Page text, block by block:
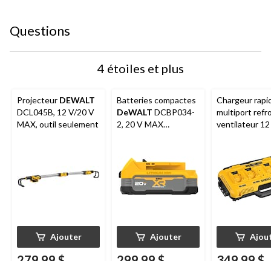
Questions
4 étoiles et plus
Projecteur DEWALT
DCL045B, 12 V/20 V
MAX, outil seulement
Ajouter
Batteries compactes
DeWALT DCBP034-
2, 20 V MAX
Ajouter
Chargeur
multiport
ventilateur
DEWALT